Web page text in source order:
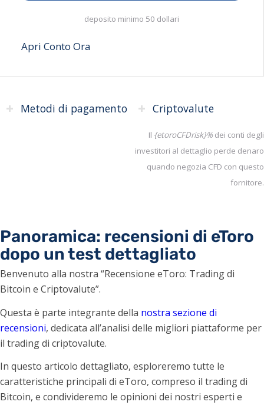
deposito minimo 50 dollari
Apri Conto Ora
Metodi di pagamento Criptovalute
Il {etoroCFDrisk}% dei conti degli
investitori al dettaglio perde denaro
quando negozia CFD con questo
fornitore.
Panoramica: recensioni di eToro
dopo un test dettagliato
Benvenuto alla nostra “Recensione eToro: Trading di
Bitcoin e Criptovalute”.
Questa è parte integrante della nostra sezione di
recensioni, dedicata all’analisi delle migliori piattaforme per
il trading di criptovalute.
In questo articolo dettagliato, esploreremo tutte le
caratteristiche principali di eToro, compreso il trading di
Bitcoin, e condivideremo le opinioni dei nostri esperti e